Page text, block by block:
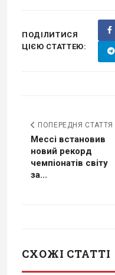
ПОДІЛИТИСЯ
ЦІЄЮ СТАТТЕЮ:
ПОПЕРЕДНЯ СТАТТЯ
Мессі встановив
новий рекорд
чемпіонатів світу
за...
СХОЖІ СТАТТІ